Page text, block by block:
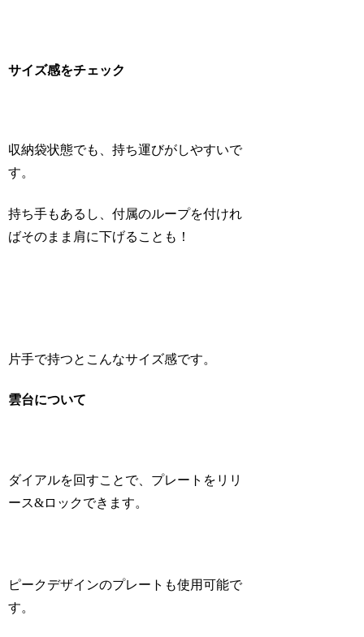
サイズ感をチェック
収納袋状態でも、持ち運びがしやすいで
す。
持ち手もあるし、付属のループを付けれ
ばそのまま肩に下げることも！
片手で持つとこんなサイズ感です。
雲台について
ダイアルを回すことで、プレートをリリ
ース&ロックできます。
ピークデザインのプレートも使用可能で
す。